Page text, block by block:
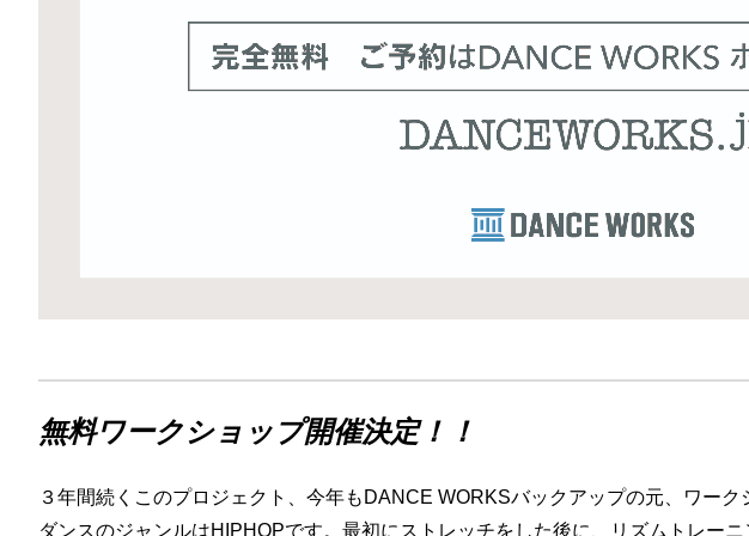
無料ワークショップ開催決定！！
３年間続くこのプロジェクト、今年もDANCE WORKSバックアップの元、ワーク
ダンスのジャンルはHIPHOPです。最初にストレッチをした後に、リズムトレー